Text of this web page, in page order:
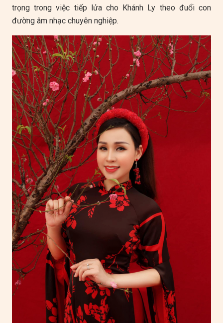
trọng trong việc tiếp lửa cho Khánh Ly theo đuổi con
đường âm nhạc chuyên nghiệp.